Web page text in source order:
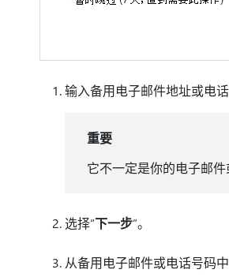
输入备用电子邮件地址或电话
重要
它不一定是你的电子邮
选择“下一步”。
从备用电子邮件或电话号码